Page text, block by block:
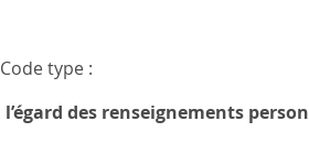
type :
des renseignements